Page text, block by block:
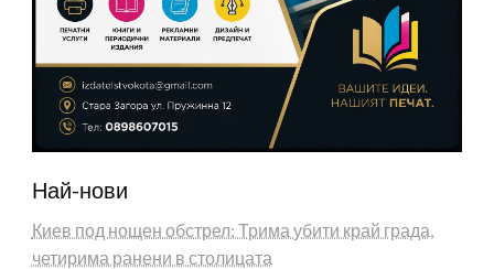
Най-нови
Киев под нощен обстрел: Трима убити край града,
четирима ранени в столицата